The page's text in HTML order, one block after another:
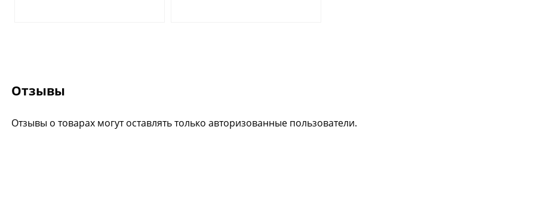
Отзывы
Отзывы о товарах могут оставлять только авторизованные пользователи.